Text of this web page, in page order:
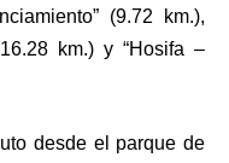
(9.72 km.),
km.) y “Hosifa –
desde el parque de